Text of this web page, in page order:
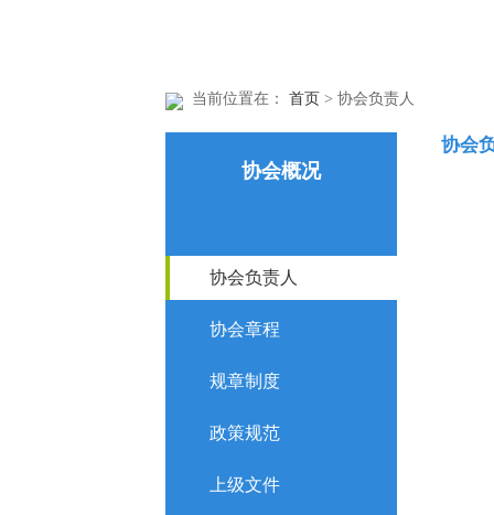
当前位置在： 首页 > 协会负责人
协会概况
协会负责人
协会章程
规章制度
政策规范
上级文件
协会